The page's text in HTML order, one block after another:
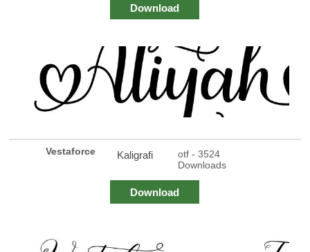
Download
Vestaforce Kaligrafi
otf - 3524
Downloads
Download